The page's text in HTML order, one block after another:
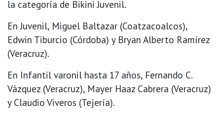
la categoría de Bikini Juvenil.
En Juvenil, Miguel Baltazar (Coatzacoalcos),
Edwin Tiburcio (Córdoba) y Bryan Alberto Ramírez
(Veracruz).
En Infantil varonil hasta 17 años, Fernando C.
Vázquez (Veracruz), Mayer Haaz Cabrera (Veracruz)
y Claudio Viveros (Tejería).